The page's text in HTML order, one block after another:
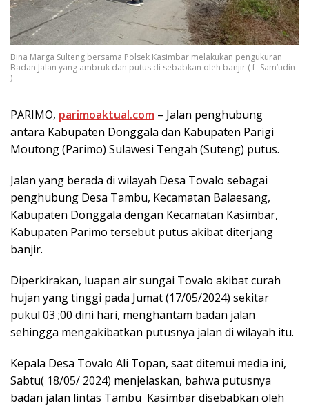
Bina Marga Sulteng bersama Polsek Kasimbar melakukan pengukuran
Badan Jalan yang ambruk dan putus di sebabkan oleh banjir ( f- Sam’udin
)
PARIMO, parimoaktual.com – Jalan penghubung
antara Kabupaten Donggala dan Kabupaten Parigi
Moutong (Parimo) Sulawesi Tengah (Suteng) putus.
Jalan yang berada di wilayah Desa Tovalo sebagai
penghubung Desa Tambu, Kecamatan Balaesang,
Kabupaten Donggala dengan Kecamatan Kasimbar,
Kabupaten Parimo tersebut putus akibat diterjang
banjir.
Diperkirakan, luapan air sungai Tovalo akibat curah
hujan yang tinggi pada Jumat (17/05/2024) sekitar
pukul 03 ;00 dini hari, menghantam badan jalan
sehingga mengakibatkan putusnya jalan di wilayah itu.
Kepala Desa Tovalo Ali Topan, saat ditemui media ini,
Sabtu( 18/05/ 2024) menjelaskan, bahwa putusnya
badan jalan lintas Tambu Kasimbar disebabkan oleh